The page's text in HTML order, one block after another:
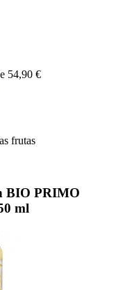
54,90 €
frutas
BIO PRIMO
ml